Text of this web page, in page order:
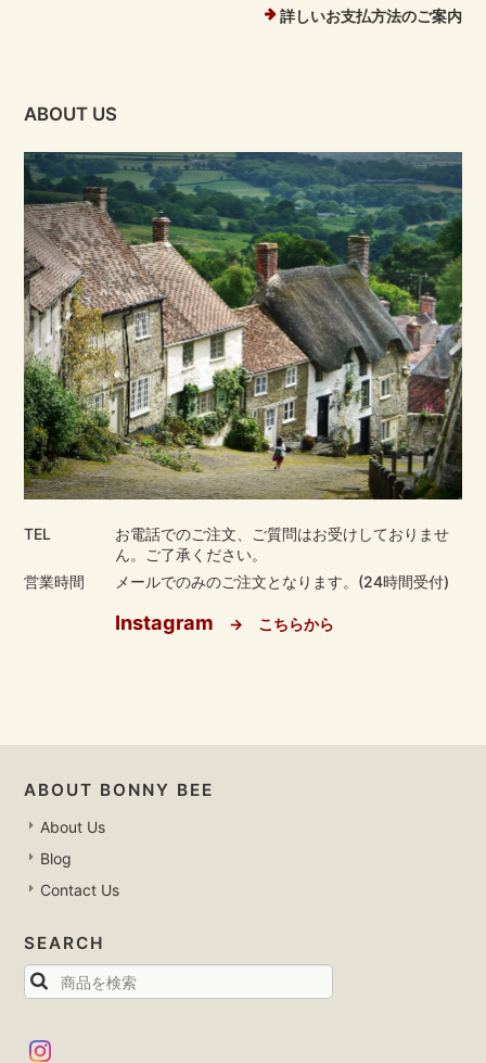
詳しいお支払方法のご案内
ABOUT US
TEL
お電話でのご注文、ご質問はお受けしておりませ
ん。ご了承ください。
営業時間
メールでのみのご注文となります。(24時間受付)
Instagram → こちらから
ABOUT BONNY BEE
About Us
Blog
Contact Us
SEARCH